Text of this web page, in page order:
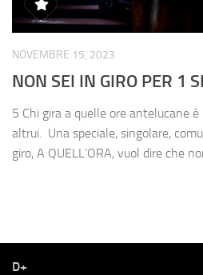
NOVEMBRE 15, 2023
NON SEI IN GIRO PER 1
5 Chi gira a quelle ore antelucane
altrui. Una speciale, singolare,
giro, A QUELL’ORA, vuol dire che
D+